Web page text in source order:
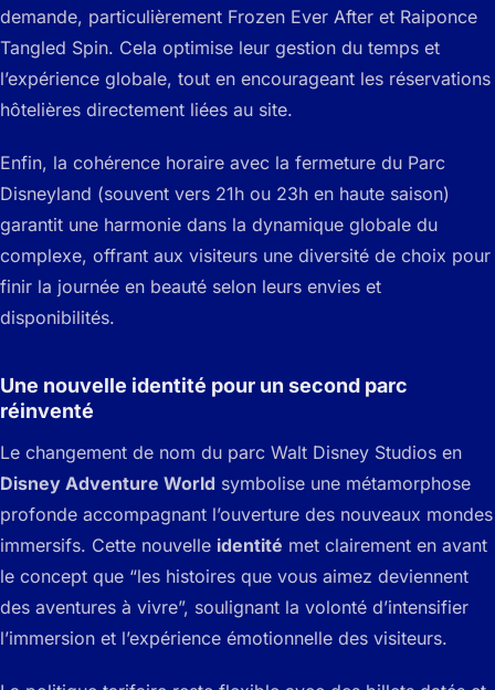
demande, particulièrement Frozen Ever After et Raiponce
Tangled Spin. Cela optimise leur gestion du temps et
l’expérience globale, tout en encourageant les réservations
hôtelières directement liées au site.
Enfin, la cohérence horaire avec la fermeture du Parc
Disneyland (souvent vers 21h ou 23h en haute saison)
garantit une harmonie dans la dynamique globale du
complexe, offrant aux visiteurs une diversité de choix pour
finir la journée en beauté selon leurs envies et
disponibilités.
Une nouvelle identité pour un second parc
réinventé
Le changement de nom du parc Walt Disney Studios en
Disney Adventure World symbolise une métamorphose
profonde accompagnant l’ouverture des nouveaux mondes
immersifs. Cette nouvelle identité met clairement en avant
le concept que “les histoires que vous aimez deviennent
des aventures à vivre”, soulignant la volonté d’intensifier
l’immersion et l’expérience émotionnelle des visiteurs.